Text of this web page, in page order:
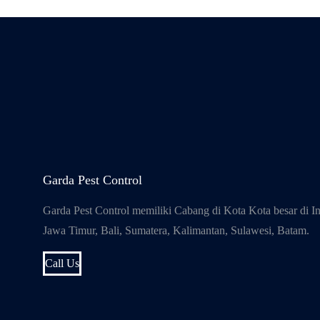
Garda Pest Control
Garda Pest Control memiliki Cabang di Kota Kota besar di
Jawa Timur, Bali, Sumatera, Kalimantan, Sulawesi, Batam.
Call Us